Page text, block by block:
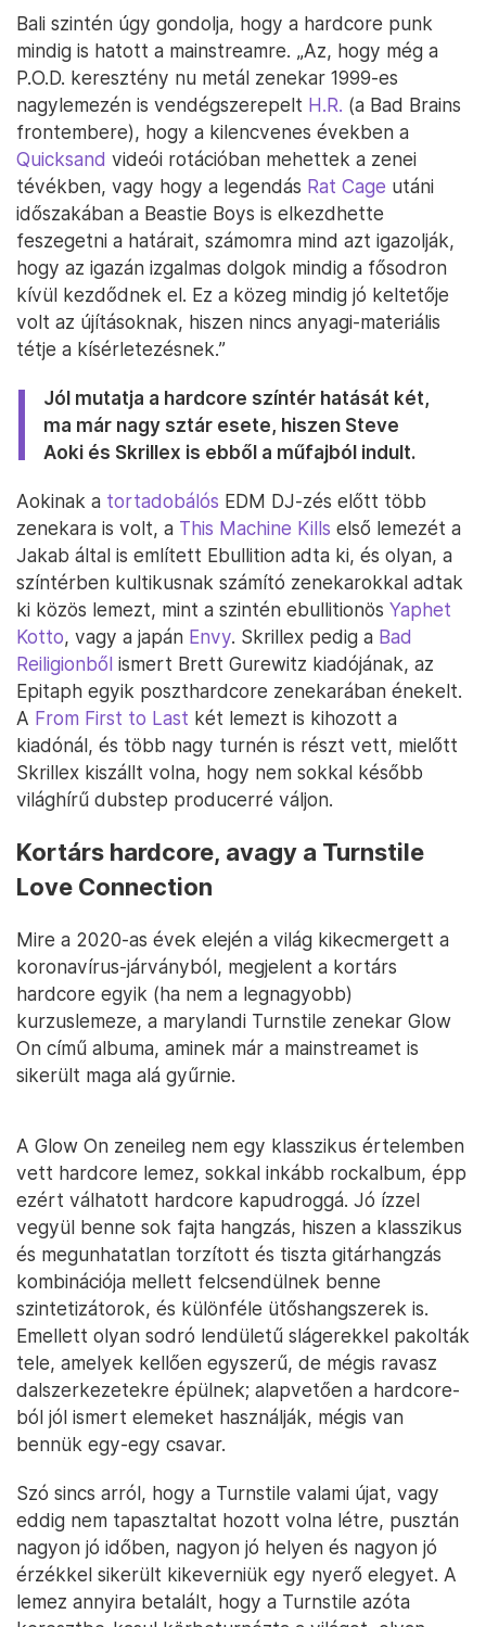
Bali szintén úgy gondolja, hogy a hardcore punk
mindig is hatott a mainstreamre. „Az, hogy még a
P.O.D. keresztény nu metál zenekar 1999-es
nagylemezén is vendégszerepelt H.R. (a Bad Brains
frontembere), hogy a kilencvenes években a
Quicksand videói rotációban mehettek a zenei
tévékben, vagy hogy a legendás Rat Cage utáni
időszakában a Beastie Boys is elkezdhette
feszegetni a határait, számomra mind azt igazolják,
hogy az igazán izgalmas dolgok mindig a fősodron
kívül kezdődnek el. Ez a közeg mindig jó keltetője
volt az újításoknak, hiszen nincs anyagi-materiális
tétje a kísérletezésnek.”
Jól mutatja a hardcore színtér hatását két,
ma már nagy sztár esete, hiszen Steve
Aoki és Skrillex is ebből a műfajból indult.
Aokinak a tortadobálós EDM DJ-zés előtt több
zenekara is volt, a This Machine Kills első lemezét a
Jakab által is említett Ebullition adta ki, és olyan, a
színtérben kultikusnak számító zenekarokkal adtak
ki közös lemezt, mint a szintén ebullitionös Yaphet
Kotto, vagy a japán Envy. Skrillex pedig a Bad
Reiligionből ismert Brett Gurewitz kiadójának, az
Epitaph egyik poszthardcore zenekarában énekelt.
A From First to Last két lemezt is kihozott a
kiadónál, és több nagy turnén is részt vett, mielőtt
Skrillex kiszállt volna, hogy nem sokkal később
világhírű dubstep producerré váljon.
Kortárs hardcore, avagy a Turnstile
Love Connection
Mire a 2020-as évek elején a világ kikecmergett a
koronavírus-járványból, megjelent a kortárs
hardcore egyik (ha nem a legnagyobb)
kurzuslemeze, a marylandi Turnstile zenekar Glow
On című albuma, aminek már a mainstreamet is
sikerült maga alá gyűrnie.
A Glow On zeneileg nem egy klasszikus értelemben
vett hardcore lemez, sokkal inkább rockalbum, épp
ezért válhatott hardcore kapudroggá. Jó ízzel
vegyül benne sok fajta hangzás, hiszen a klasszikus
és megunhatatlan torzított és tiszta gitárhangzás
kombinációja mellett felcsendülnek benne
szintetizátorok, és különféle ütőshangszerek is.
Emellett olyan sodró lendületű slágerekkel pakolták
tele, amelyek kellően egyszerű, de mégis ravasz
dalszerkezetekre épülnek; alapvetően a hardcore-
ból jól ismert elemeket használják, mégis van
bennük egy-egy csavar.
Szó sincs arról, hogy a Turnstile valami újat, vagy
eddig nem tapasztaltat hozott volna létre, pusztán
nagyon jó időben, nagyon jó helyen és nagyon jó
érzékkel sikerült kikeverniük egy nyerő elegyet. A
lemez annyira betalált, hogy a Turnstile azóta